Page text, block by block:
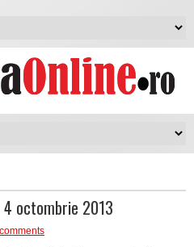
octombrie 2013